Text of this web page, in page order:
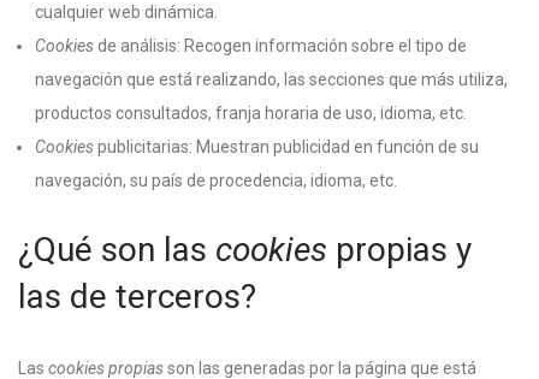
cualquier web dinámica.
Cookies de análisis: Recogen información sobre el tipo de
navegación que está realizando, las secciones que más utiliza,
productos consultados, franja horaria de uso, idioma, etc.
Cookiespublicitarias: Muestran publicidad en función de su
navegación, su país de procedencia, idioma, etc.
¿Qué son las cookies propias y
las de terceros?
Las cookies propiasson las generadas por la página que está